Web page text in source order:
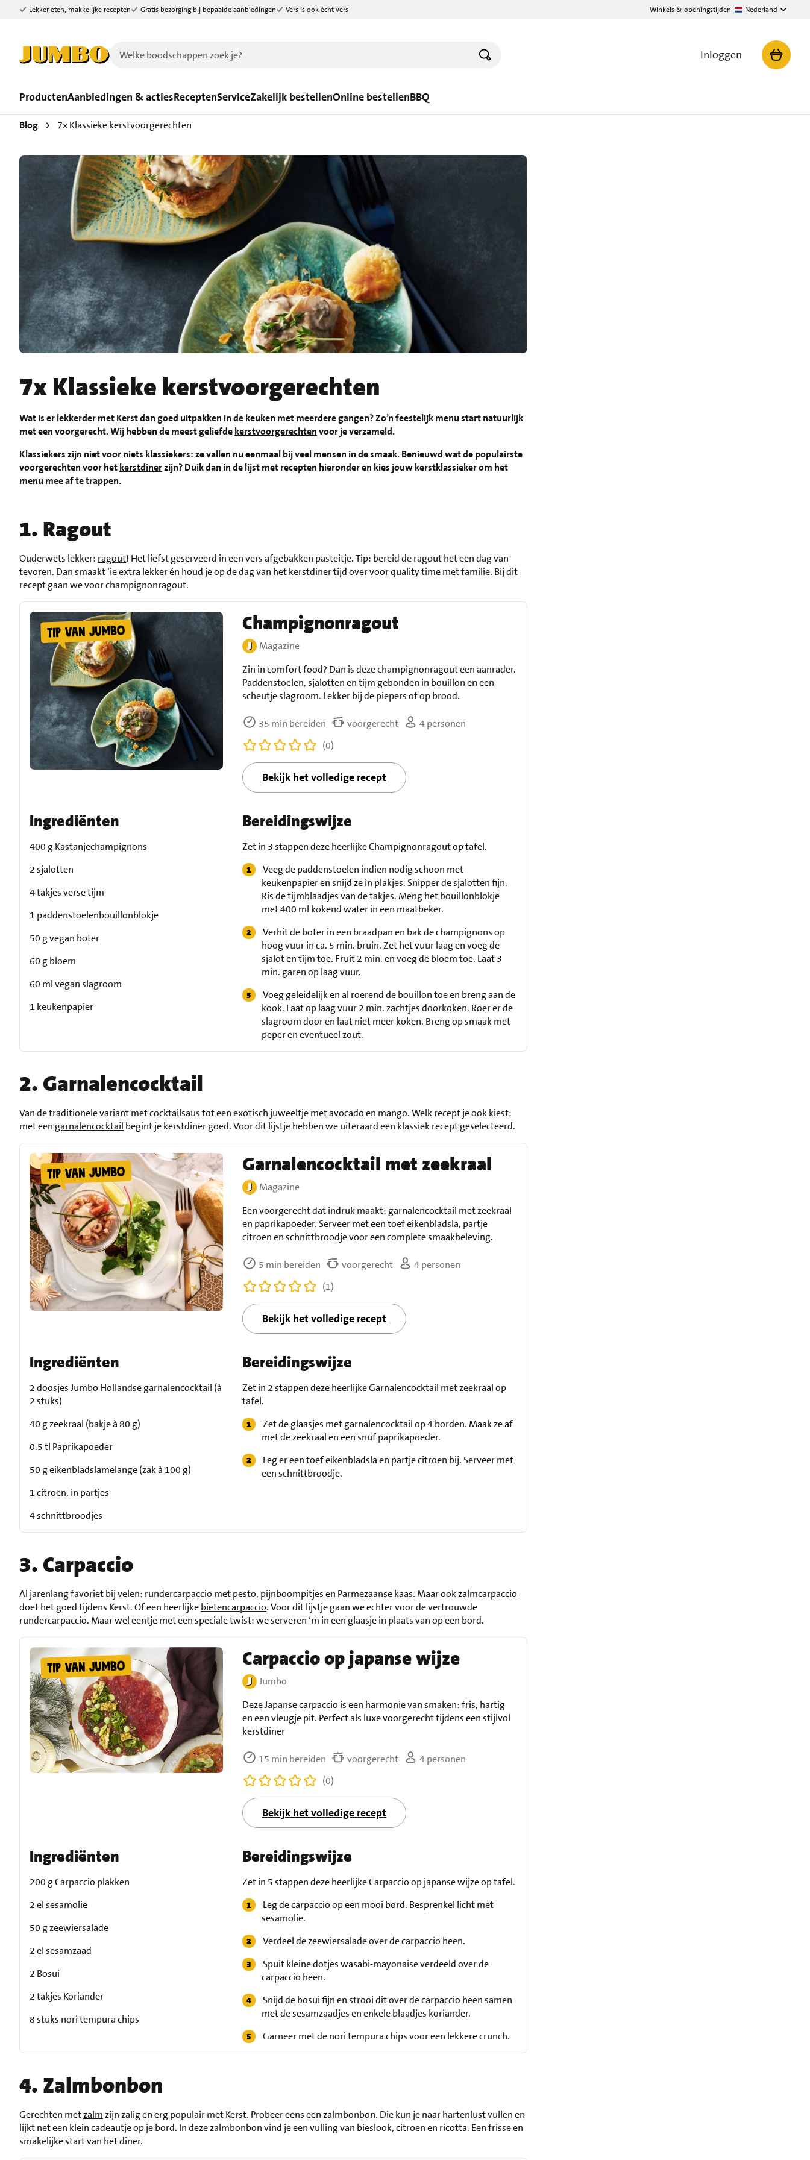
Ga naar zoeken
Ga naar hoofdinhoud
Lekker eten, makkelijke recepten Gratis bezorging bij bepaalde aanbiedingen Vers is ook écht vers Winkels & openingstijden Nederland
Inloggen
ProductenAanbiedingen & actiesReceptenServiceZakelijk bestellenOnline bestellenBBQ
Blog 7x Klassieke kerstvoorgerechten
7x Klassieke kerstvoorgerechten
Wat is er lekkerder metKerstdan goed uitpakken in de keuken met meerdere gangen? Zo’n feestelijk menu start natuurlijk
met een voorgerecht. Wij hebben de meest geliefdekerstvoorgerechtenvoor je verzameld.
Klassiekers zijn niet voor niets klassiekers: ze vallen nu eenmaal bij veel mensen in de smaak. Benieuwd wat de populairste
voorgerechten voor hetkerstdinerzijn? Duik dan in de lijst met recepten hieronder en kies jouw kerstklassieker om het
menu mee af te trappen.
1. Ragout
Ouderwets lekker: ragout! Het liefst geserveerd in een vers afgebakken pasteitje. Tip: bereid de ragout het een dag van
tevoren. Dan smaakt ‘ie extra lekker én houd je op de dag van het kerstdiner tijd over voor quality time met familie. Bij dit
recept gaan we voor champignonragout.
Champignonragout
Magazine
Zin in comfort food? Dan is deze champignonragout een aanrader.
Paddenstoelen, sjalotten en tijm gebonden in bouillon en een
scheutje slagroom. Lekker bij de piepers of op brood.
35 min bereiden voorgerecht
4 personen
(0)
Bekijk het volledige recept
Ingrediënten
400 g Kastanjechampignons
2 sjalotten
4 takjes verse tijm
1 paddenstoelenbouillonblokje
50 g vegan boter
60 g bloem
60 ml vegan slagroom
1 keukenpapier
Bereidingswijze
Zet in 3 stappen deze heerlijke Champignonragout op tafel.
Veeg de paddenstoelen indien nodig schoon met
keukenpapier en snijd ze in plakjes. Snipper de sjalotten fijn.
Ris de tijmblaadjes van de takjes. Meng het bouillonblokje
met 400 ml kokend water in een maatbeker.
Verhit de boter in een braadpan en bak de champignons op
hoog vuur in ca. 5 min. bruin. Zet het vuur laag en voeg de
sjalot en tijm toe. Fruit 2 min. en voeg de bloem toe. Laat 3
min. garen op laag vuur.
Voeg geleidelijk en al roerend de bouillon toe en breng aan de
kook. Laat op laag vuur 2 min. zachtjes doorkoken. Roer er de
slagroom door en laat niet meer koken. Breng op smaak met
peper en eventueel zout.
2. Garnalencocktail
Van de traditionele variant met cocktailsaus tot een exotisch juweeltje metavocadoen mango. Welk recept je ook kiest:
met een garnalencocktail begint je kerstdiner goed. Voor dit lijstje hebben we uiteraard een klassiek recept geselecteerd.
Garnalencocktail met zeekraal
Magazine
Een voorgerecht dat indruk maakt: garnalencocktail met zeekraal
en paprikapoeder. Serveer met een toef eikenbladsla, partje
citroen en schnittbroodje voor een complete smaakbeleving.
5 min bereiden voorgerecht
4 personen
(1)
Bekijk het volledige recept
Ingrediënten
2 doosjes Jumbo Hollandse garnalencocktail (à
2 stuks)
40 g zeekraal (bakje à 80 g)
0.5 tl Paprikapoeder
50 g eikenbladslamelange (zak à 100 g)
1 citroen, in partjes
4 schnittbroodjes
Bereidingswijze
Zet in 2 stappen deze heerlijke Garnalencocktail met zeekraal op
tafel.
Zet de glaasjes met garnalencocktail op 4 borden. Maak ze af
met de zeekraal en een snuf paprikapoeder.
Leg er een toef eikenbladsla en partje citroen bij. Serveer met
een schnittbroodje.
3. Carpaccio
Al jarenlang favoriet bij velen: rundercarpaccio metpesto, pijnboompitjes en Parmezaanse kaas. Maar ookzalmcarpaccio
doet het goed tijdens Kerst. Of een heerlijkebietencarpaccio. Voor dit lijstje gaan we echter voor de vertrouwde
rundercarpaccio. Maar wel eentje met een speciale twist: we serveren ‘m in een glaasje in plaats van op een bord.
Carpaccio op japanse wijze
Jumbo
Deze Japanse carpaccio is een harmonie van smaken: fris, hartig
en een vleugje pit. Perfect als luxe voorgerecht tijdens een stijlvol
kerstdiner
15 min bereiden voorgerecht
4 personen
(0)
Bekijk het volledige recept
Ingrediënten
200 g Carpaccio plakken
2 el sesamolie
50 g zeewiersalade
2 el sesamzaad
2 Bosui
2 takjes Koriander
8 stuks nori tempura chips
Bereidingswijze
Zet in 5 stappen deze heerlijke Carpaccio op japanse wijze op tafel.
Leg de carpaccio op een mooi bord. Besprenkel licht met
sesamolie.
Verdeel de zeewiersalade over de carpaccio heen.
Spuit kleine dotjes wasabi-mayonaise verdeeld over de
carpaccio heen.
Snijd de bosui fijn en strooi dit over de carpaccio heen samen
met de sesamzaadjes en enkele blaadjes koriander.
Garneer met de nori tempura chips voor een lekkere crunch.
4. Zalmbonbon
Gerechten metzalmzijn zalig en erg populair met Kerst. Probeer eens een zalmbonbon. Die kun je naar hartenlust vullen en
lijkt net een klein cadeautje op je bord. In deze zalmbonbon vind je een vulling van bieslook, citroen en ricotta. Een frisse en
smakelijke start van het diner.